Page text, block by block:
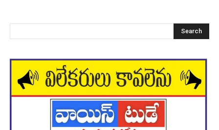
Search